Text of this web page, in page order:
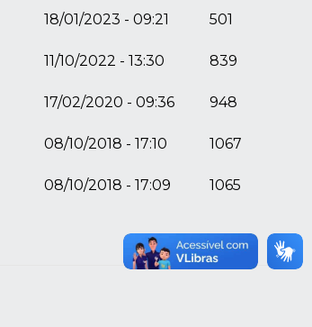
18/01/2023 - 09:21 501
11/10/2022 - 13:30 839
17/02/2020 - 09:36 948
08/10/2018 - 17:10 1067
08/10/2018 - 17:09 1065